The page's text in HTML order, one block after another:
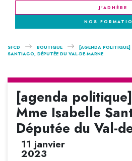
J'ADHÈRE
NOS
SFCD BOUTIQUE
[AGENDA POLITIQUE]
SANTIAGO, DÉPUTÉE DU VAL-DE-MARNE
[agenda
Mme Isabelle
Députée du Val-
11 janvier
2023